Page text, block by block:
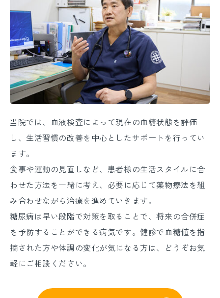
当院では、血液検査によって現在の血糖状態を評価
し、生活習慣の改善を中心としたサポートを行ってい
ます。
食事や運動の見直しなど、患者様の生活スタイルに合
わせた方法を一緒に考え、必要に応じて薬物療法を組
み合わせながら治療を進めていきます。
糖尿病は早い段階で対策を取ることで、将来の合併症
を予防することができる病気です。健診で血糖値を指
摘された方や体調の変化が気になる方は、どうぞお気
軽にご相談ください。